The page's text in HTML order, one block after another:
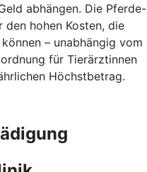
abhängen. Die Pferde-
den hohen Kosten, die
– unabhängig vom
für Tierärztinnen
Höchstbetrag.